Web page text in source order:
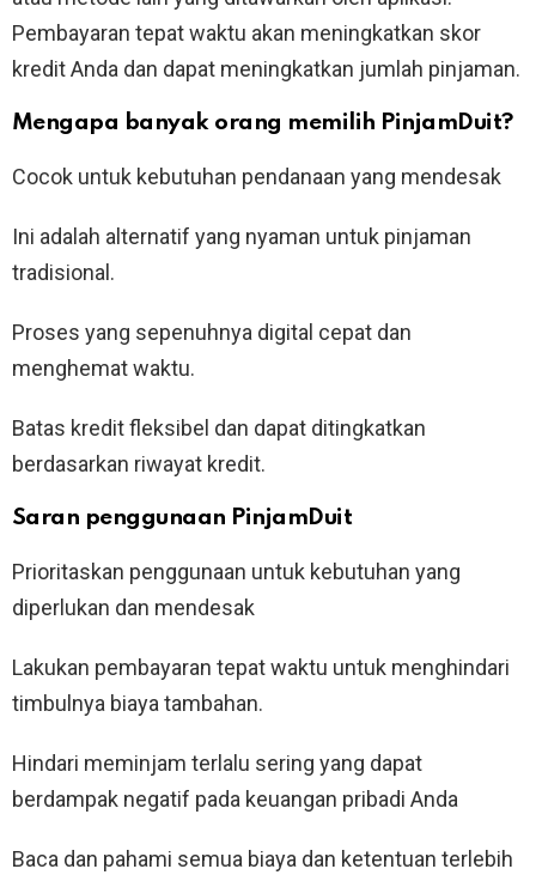
Pembayaran tepat waktu akan meningkatkan skor
kredit Anda dan dapat meningkatkan jumlah pinjaman.
Mengapa banyak orang memilih PinjamDuit?
Cocok untuk kebutuhan pendanaan yang mendesak
Ini adalah alternatif yang nyaman untuk pinjaman
tradisional.
Proses yang sepenuhnya digital cepat dan
menghemat waktu.
Batas kredit fleksibel dan dapat ditingkatkan
berdasarkan riwayat kredit.
Saran penggunaan PinjamDuit
Prioritaskan penggunaan untuk kebutuhan yang
diperlukan dan mendesak
Lakukan pembayaran tepat waktu untuk menghindari
timbulnya biaya tambahan.
Hindari meminjam terlalu sering yang dapat
berdampak negatif pada keuangan pribadi Anda
Baca dan pahami semua biaya dan ketentuan terlebih